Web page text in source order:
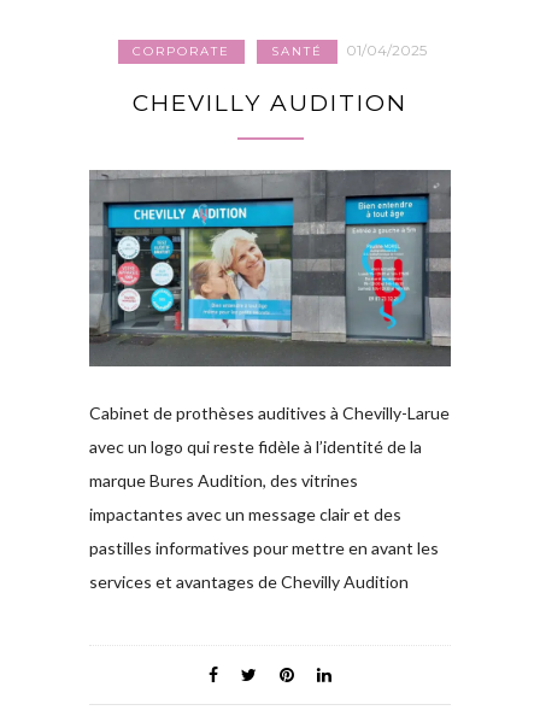
CORPORATE SANTÉ 01/04/2025
CHEVILLY AUDITION
Cabinet de prothèses auditives à Chevilly-Larue
avec un logo qui reste fidèle à l’identité de la
marque Bures Audition, des vitrines
impactantes avec un message clair et des
pastilles informatives pour mettre en avant les
services et avantages de Chevilly Audition